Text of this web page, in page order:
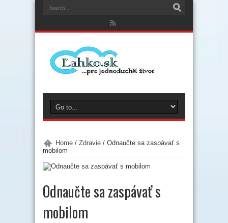
Home / Zdravie / Odnaučte sa zaspávať s
mobilom
Odnaučte sa zaspávať s
mobilom